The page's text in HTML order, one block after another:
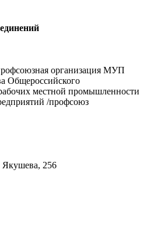
организация МУП
Общероссийского
местной промышленности
/профсоюз
Якушева, 256